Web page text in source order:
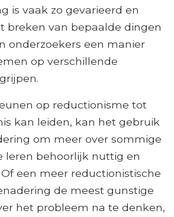
is vaak zo gevarieerd en
breken van bepaalde dingen
onderzoekers een manier
op verschillende
op reductionisme tot
kan leiden, kan het gebruik
om meer over sommige
leren behoorlijk nuttig en
een meer reductionistische
de meest gunstige
het probleem na te denken,